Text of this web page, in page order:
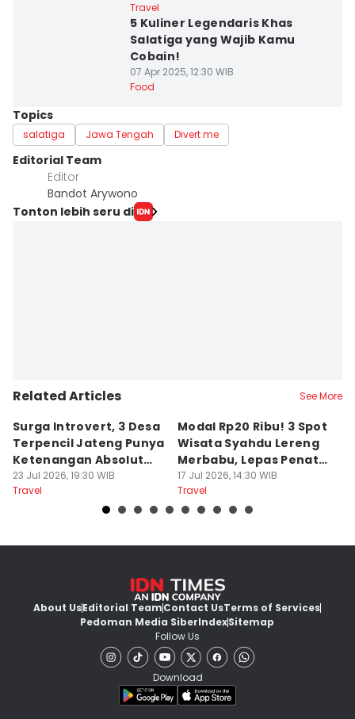
Travel
5 Kuliner Legendaris Khas
Salatiga yang Wajib Kamu
Cobain!
07 Apr 2025, 12:30 WIB
Food
Topics
salatiga Jawa Tengah Divert me
Editorial Team
Editor
Bandot Arywono
Tonton lebih seru di
Related Articles See More
Surga Introvert, 3 Desa
Terpencil Jateng Punya
Ketenangan Absolut
Untuk Disconect
23 Jul 2026, 19:30 WIB
Travel
Modal Rp20 Ribu! 3 Spot
Wisata Syahdu Lereng
Merbabu, Lepas Penat
akhir Pekan!
17 Jul 2026, 14:30 WIB
Travel
About UsEditorial TeamContact UsTerms of Services
Pedoman Media SiberIndexSitemap
Follow Us
Download